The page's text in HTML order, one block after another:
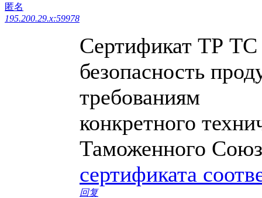
匿名
195.200.29.x:59978
Сертификат ТР
безопасность
требованиям
конкретного
Таможенного
сертификата
回复